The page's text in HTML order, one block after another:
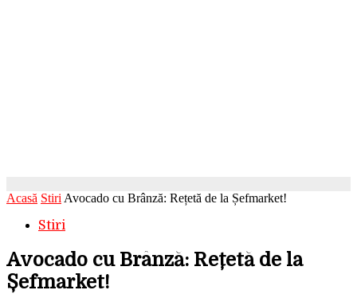
Acasă Stiri Avocado cu Brânză: Rețetă de la Șefmarket!
Stiri
Avocado cu Brânză: Rețetă de la
Șefmarket!